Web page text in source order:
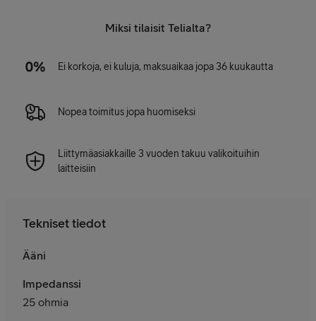
Miksi tilaisit Telialta?
Ei korkoja, ei kuluja, maksuaikaa jopa 36 kuukautta
Nopea toimitus jopa huomiseksi
Liittymäasiakkaille 3 vuoden takuu valikoituihin
laitteisiin
Tekniset tiedot
Ääni
Impedanssi
25 ohmia